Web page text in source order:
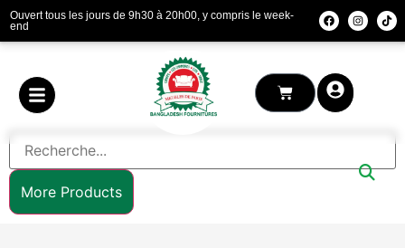
Ouvert tous les jours de 9h30 à 20h00, y compris le week-
end
More Products